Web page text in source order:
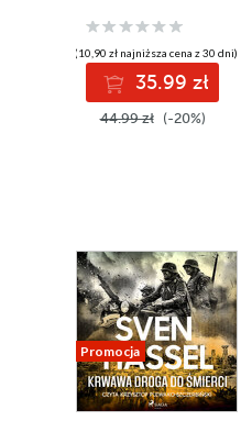
(10,90 zł najniższa cena z 30 dni)
35.99 zł
44.99 zł (-20%)
Promocja